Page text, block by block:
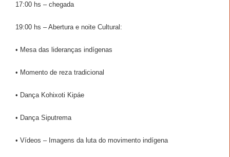
17:00 hs – chegada
19:00 hs – Abertura e noite Cultural:
• Mesa das lideranças indígenas
• Momento de reza tradicional
• Dança Kohixoti Kipáe
• Dança Siputrema
• Vídeos – Imagens da luta do movimento indígena